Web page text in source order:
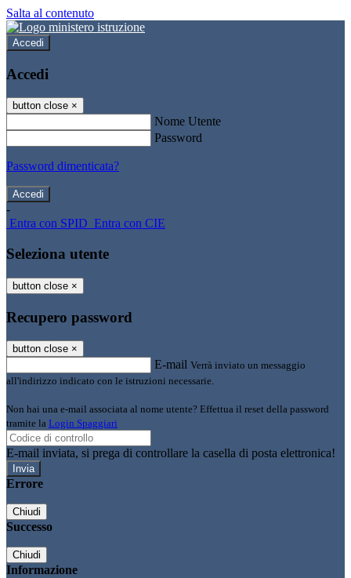
Salta al contenuto
Accedi
Accedi
button close ×
Nome Utente
Password
Password dimenticata?
-
Entra con SPID Entra con CIE
Seleziona utente
button close ×
Recupero password
button close ×
E-mail Verrà inviato un messaggio
all'indirizzo indicato con le istruzioni necessarie.
Non hai una e-mail associata al nome utente? Effettua il reset della password
tramite la Login Spaggiari
E-mail inviata, si prega di controllare la casella di posta elettronica!
Errore
Chiudi
Successo
Chiudi
Informazione